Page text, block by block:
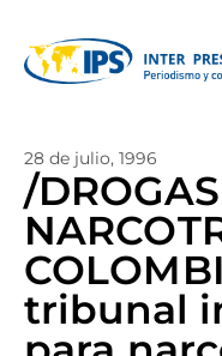
28 de julio, 1996
/
tribunal